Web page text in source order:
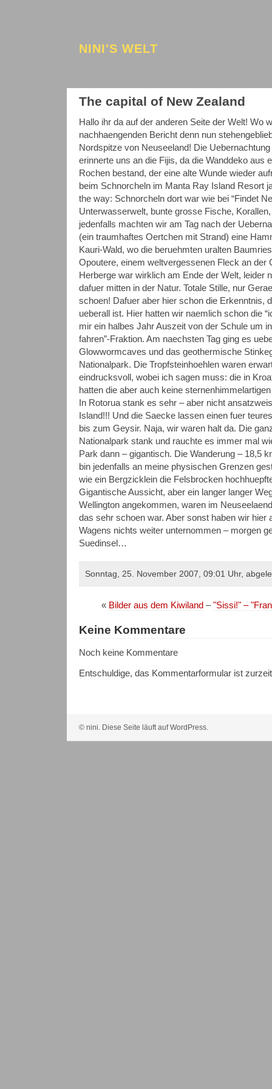
NINI'S WELT
The capital of New Zealand
Hallo ihr da auf der anderen Seite der Welt! Wo
nachhaengenden Bericht denn nun
Nordspitze von Neuseeland! Die
erinnerte uns an die Fijis, da die Wanddeko aus
Rochen bestand, der eine alte Wunde wieder
beim Schnorcheln im Manta Ray Island Resort
the way: Schnorcheln dort war wie bei “Findet
Unterwasserwelt, bunte grosse Fische,
jedenfalls machten wir am Tag nach der
(ein traumhaftes Oertchen mit Strand) eine
Kauri-Wald, wo die beruehmten uralten
Opoutere, einem weltvergessenen Fleck an der
Herberge war wirklich am Ende der Welt, leider
dafuer mitten in der Natur. Totale Stille, nur
schoen! Dafuer aber hier schon die Erkenntnis,
ueberall ist. Hier hatten wir naemlich schon die
mir ein halbes Jahr Auszeit von der Schule um
fahren”-Fraktion. Am naechsten Tag ging es
Glowwormcaves und das geothermische
Nationalpark. Die Tropfsteinhoehlen waren
eindrucksvoll, wobei ich sagen muss: die in
hatten die aber auch keine
In Rotorua stank es sehr – aber nicht
Island!!! Und die Saecke lassen einen fuer
bis zum Geysir. Naja, wir waren halt da. Die
Nationalpark stank und rauchte es immer mal
Park dann – gigantisch. Die Wanderung – 18,5
bin jedenfalls an meine physischen Grenzen
wie ein Bergzicklein die Felsbrocken
Gigantische Aussicht, aber ein langer langer
Wellington angekommen, waren im
das sehr schoen war. Aber sonst haben wir hier
Wagens nichts weiter unternommen – morgen
Suedinsel…
Sonntag, 25. November 2007, 09:01 Uhr,
« Bilder aus dem Kiwiland –"Sissi!" –
Keine Kommentare
Noch keine Kommentare
Entschuldige, das Kommentarformular ist
© nini. Diese Seite läuft auf WordPress.